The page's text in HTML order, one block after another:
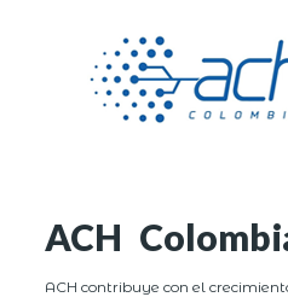
ACH
ACH contribuye con el